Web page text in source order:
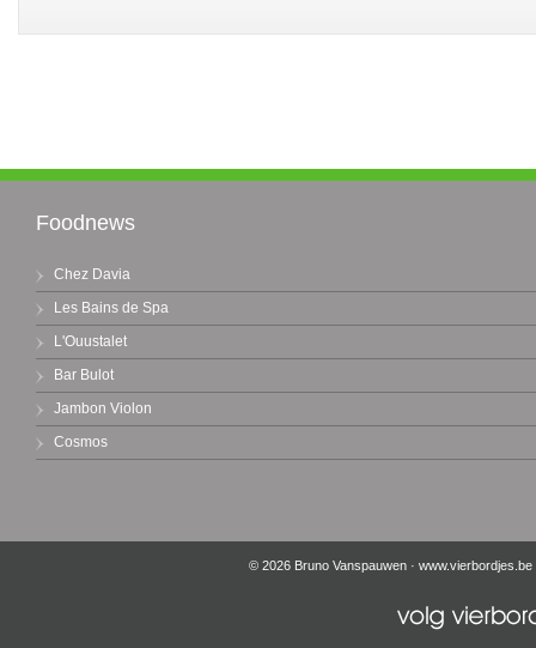
Foodnews
Chez Davia
Les Bains de Spa
L'Ouustalet
Bar Bulot
Jambon Violon
Cosmos
© 2026 Bruno Vanspauwen · www.vierbordjes.be